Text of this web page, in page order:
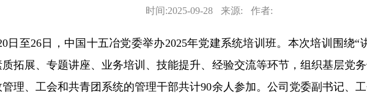
时间:2025-09-28 来源: 作者:
日至26日，中国十五冶党委举办2025年党建系统培训班。本次培训围绕“
拓展、专题讲座、业务培训、技能提升、经验交流等环节，组织基层党
管理、工会和共青团系统的管理干部共计90余人参加。公司党委副书记、